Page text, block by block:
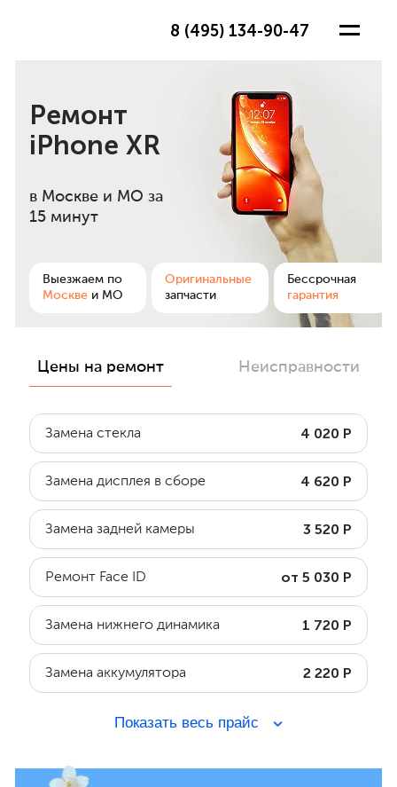
8 (495) 134-90-47
Ремонт
iPhone XR
в Москве и МО за
15 минут
Выезжаем по
Москве и МО
Оригинальные
запчасти
Бессрочная
гарантия
Цены на ремонт Неисправности
Замена стекла 4 020 Р
Замена дисплея в сборе 4 620 Р
Замена задней камеры 3 520 Р
Ремонт Face ID от 5 030 Р
Замена нижнего динамика 1 720 Р
Замена аккумулятора 2 220 Р
Показать весь прайс